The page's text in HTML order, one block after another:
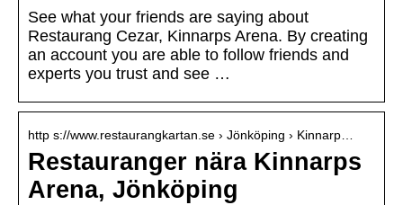
See what your friends are saying about
Restaurang Cezar, Kinnarps Arena. By creating
an account you are able to follow friends and
experts you trust and see …
http s://www.restaurangkartan.se › Jönköping › Kinnarp…
Restauranger nära Kinnarps
Arena, Jönköping